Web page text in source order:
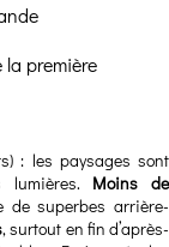
la première
: les paysages sont
lumières. Moins de
de superbes arrière-
, surtout en fin d’après-